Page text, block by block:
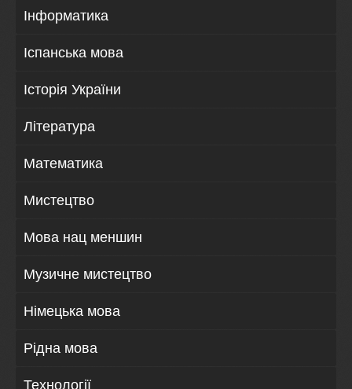
Інформатика
Іспанська мова
Історія України
Література
Математика
Мистецтво
Мова нац меншин
Музичне мистецтво
Німецька мова
Рідна мова
Технології